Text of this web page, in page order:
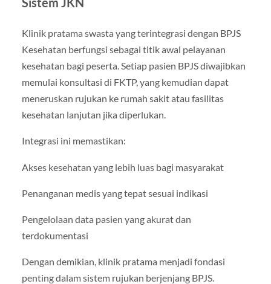
Klinik pratama swasta yang terintegrasi dengan BPJS
Kesehatan berfungsi sebagai titik awal pelayanan
kesehatan bagi peserta. Setiap pasien BPJS diwajibkan
memulai konsultasi di FKTP, yang kemudian dapat
meneruskan rujukan ke rumah sakit atau fasilitas
kesehatan lanjutan jika diperlukan.
Integrasi ini memastikan:
Akses kesehatan yang lebih luas bagi masyarakat
Penanganan medis yang tepat sesuai indikasi
Pengelolaan data pasien yang akurat dan
terdokumentasi
Dengan demikian, klinik pratama menjadi fondasi
penting dalam sistem rujukan berjenjang BPJS.